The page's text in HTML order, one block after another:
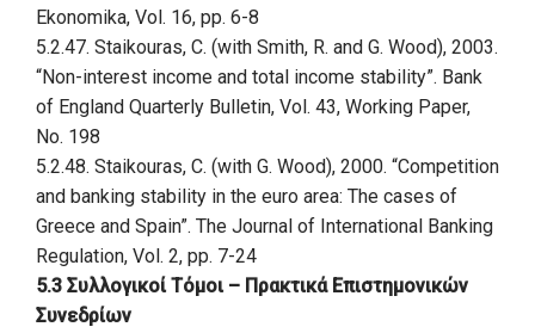
Ekonomika, Vol. 16, pp. 6-8
5.2.47. Staikouras, C. (with Smith, R. and G. Wood), 2003.
“Non-interest income and total income stability”. Bank
of England Quarterly Bulletin, Vol. 43, Working Paper,
No. 198
5.2.48. Staikouras, C. (with G. Wood), 2000. “Competition
and banking stability in the euro area: The cases of
Greece and Spain”. The Journal of International Banking
Regulation, Vol. 2, pp. 7-24
5.3 Συλλογικοί Tόμοι – Πρακτικά Επιστημονικών
Συνεδρίων